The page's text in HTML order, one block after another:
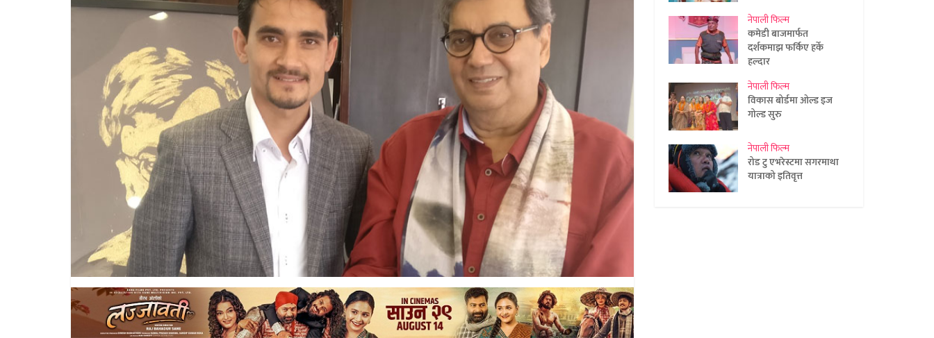
नेपाली फिल्म
कमेडी बाजमार्फत
दर्शकमाझ फर्किए हर्के
हल्दार
नेपाली फिल्म
विकास बोर्डमा ओल्ड इज
गोल्ड सुरु
नेपाली फिल्म
रोड टु एभरेस्टमा सगरमाथा
यात्राको इतिवृत्त